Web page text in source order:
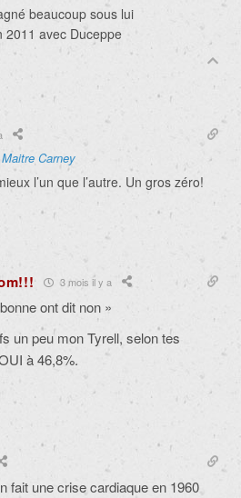
beaucoup sous lui
2011 avec Duceppe
Carney
l’un que l’autre. Un gros zéro!
3 mois il y a
ont dit non »
un peu mon Tyrell, selon tes
à 46,8%.
fait une crise cardiaque en 1960